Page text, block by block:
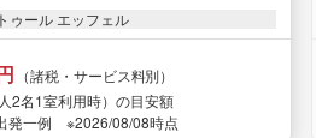
（諸税・サービス料別）
2名1室利用時）の目安額
発一例 ※2026/08/08時点